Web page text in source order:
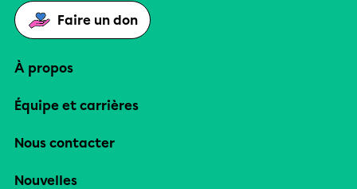
Faire un don
À propos
Équipe et carrières
Nous contacter
Nouvelles